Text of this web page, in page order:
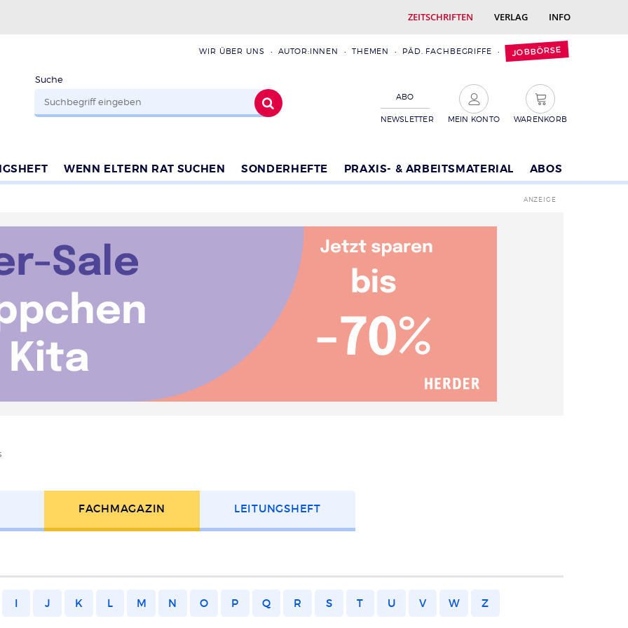
ZEITSCHRIFTEN VERLAG INFO
WIR ÜBER UNS AUTOR:INNEN THEMEN PÄD. FACHBEGRIFFE JOBBÖRSE
Suche
ABO
NEWSLETTER MEIN KONTO WARENKORB
WENN ELTERN RAT SUCHEN SONDERHEFTE PRAXIS- & ARBEITSMATERIAL ABOS
FACH­MAGAZIN LEITUNGS­HEFT
I J K L M N O P Q R S T U V W Z